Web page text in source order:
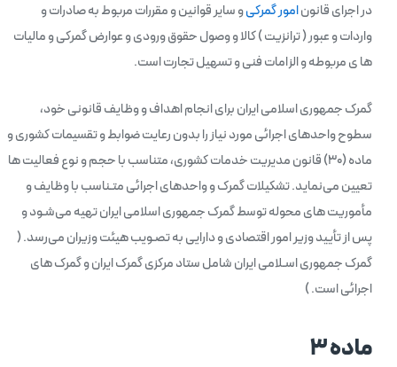
در اجرای قانونامور گمرکیو سایر قوانین و مقررات مربوط به صادرات و
واردات و عبور ( ترانزیت ) کالا و وصول حقوق ورودی و عوارض گمرکی و مالیات
ها ی مربوطه و الزامات فنی و تسهیل تجارت است.
گمرک جمهوری اسلامی ایران برای انجام اهداف و وظایف قانونی خود،
سطوح واحدهای اجرائی مورد نیاز را بدون رعایت ضوابط و تقسیمات کشوری و
ماده (۳۰) قانون مدیریت خدمات کشوری، متناسب با حجم و نوع فعالیت ها
تعیین می‌نماید. تشکیلات گمرک و واحدهای اجرائی متـناسب با وظایف و
مأموریت های محوله توسط گمرک جمهوری اسلامی ایران تهیه می‌شـود و
پس از تأیید وزیر امور اقتصادی و دارایی به تصـویب هیئت وزیران می‌رسد. (
گمرک جمهوری اسـلامی ایران شامل ستاد مرکزی گمرک ایران و گمرک های
اجرائی است. )
ماده ۳